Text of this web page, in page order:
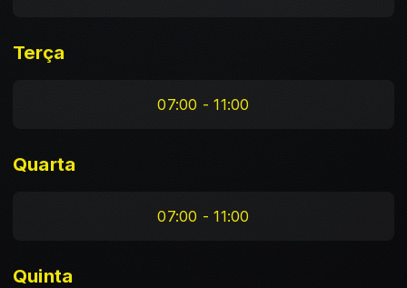
Terça
07:00 - 11:00
Quarta
07:00 - 11:00
Quinta